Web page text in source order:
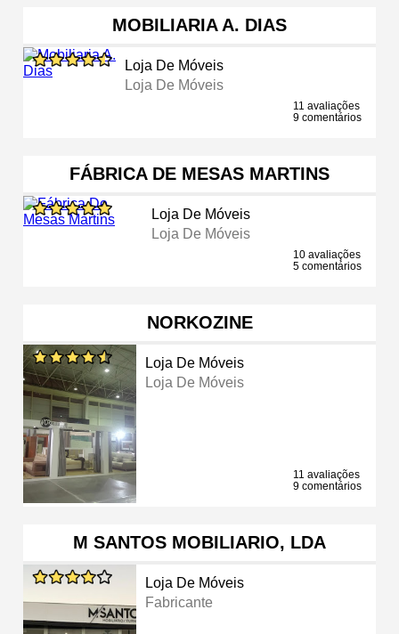
MOBILIARIA A. DIAS
Loja De Móveis
Loja De Móveis
11 avaliações
9 comentários
FÁBRICA DE MESAS MARTINS
Loja De Móveis
Loja De Móveis
10 avaliações
5 comentários
NORKOZINE
Loja De Móveis
Loja De Móveis
11 avaliações
9 comentários
M SANTOS MOBILIARIO, LDA
Loja De Móveis
Fabricante